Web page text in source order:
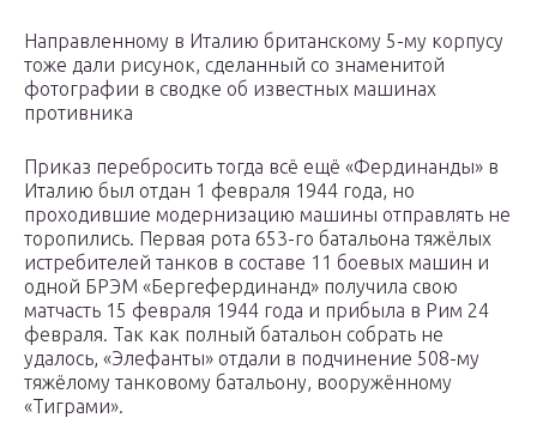
Направленному в Италию британскому 5-му корпусу
тоже дали рисунок, сделанный со знаменитой
фотографии в сводке об известных машинах
противника
Приказ перебросить тогда всё ещё «Фердинанды» в
Италию был отдан 1 февраля 1944 года, но
проходившие модернизацию машины отправлять не
торопились. Первая рота 653-го батальона тяжёлых
истребителей танков в составе 11 боевых машин и
одной БРЭМ «Бергефердинанд» получила свою
матчасть 15 февраля 1944 года и прибыла в Рим 24
февраля. Так как полный батальон собрать не
удалось, «Элефанты» отдали в подчинение 508-му
тяжёлому танковому батальону, вооружённому
«Тиграми».